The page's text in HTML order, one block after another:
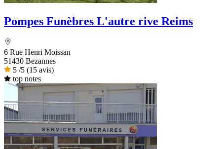
Pompes Funèbres L'autre rive Reims
6 Rue Henri Moissan
51430 Bezannes
5 /5 (15 avis)
top notes